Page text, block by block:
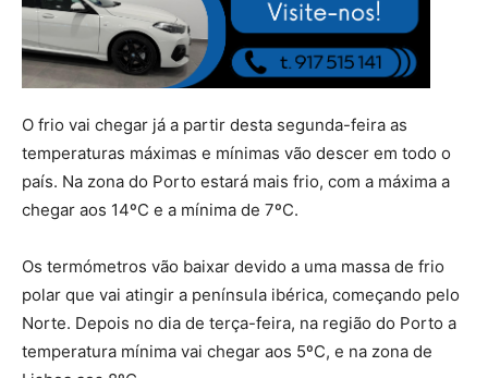
O frio vai chegar já a partir desta segunda-feira as
temperaturas máximas e mínimas vão descer em todo o
país. Na zona do Porto estará mais frio, com a máxima a
chegar aos 14ºC e a mínima de 7ºC.
Os termómetros vão baixar devido a uma massa de frio
polar que vai atingir a península ibérica, começando pelo
Norte. Depois no dia de terça-feira, na região do Porto a
temperatura mínima vai chegar aos 5ºC, e na zona de